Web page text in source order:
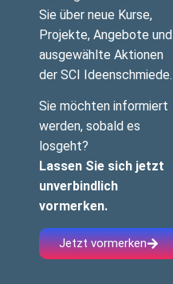
Sie über neue Kurse,
Projekte, Angebote und
ausgewählte Aktionen
der SCI Ideenschmiede.
Sie möchten informiert
werden, sobald es
losgeht?
Lassen Sie sich jetzt
unverbindlich
vormerken.
Jetzt vormerken